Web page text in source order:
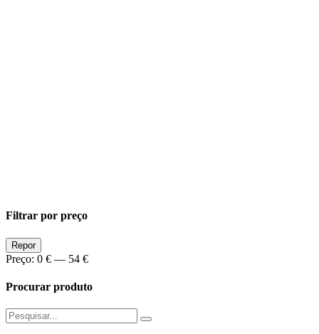
Filtrar por preço
Preço
Min
Preço
Max
Repor
Preço: 0 € — 54 €
Procurar produto
Pesquisar
por: